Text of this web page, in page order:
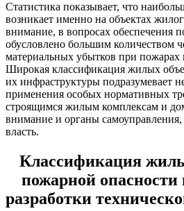
Статистика показывает, что
возникает именно на объектах
внимание, в вопросах обеспечения
обусловлено большим количеством
материальных убытков при
Широкая классификация жилых
их инфраструктуры подразумевает
применения особых нормативных
строящимся жилым комплексам и
внимание и органы
власть.
Классификация
пожарной опасности
разработки